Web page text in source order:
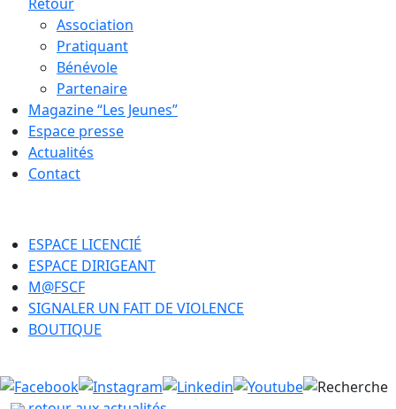
Association
Pratiquant
Bénévole
Partenaire
Magazine “Les Jeunes”
Espace presse
Actualités
Contact
ESPACE LICENCIÉ
ESPACE DIRIGEANT
M@FSCF
SIGNALER UN FAIT DE VIOLENCE
BOUTIQUE